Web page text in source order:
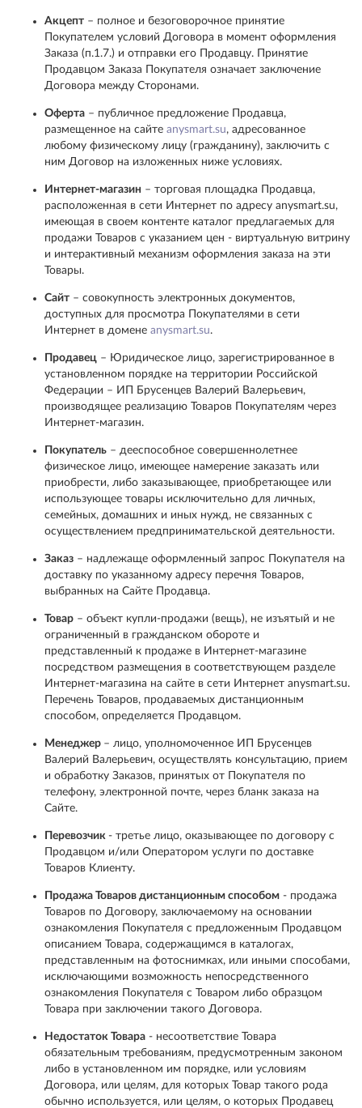
Акцепт – полное и безоговорочное принятие
Покупателем условий Договора в момент оформления
Заказа (п.1.7.) и отправки его Продавцу. Принятие
Продавцом Заказа Покупателя означает заключение
Договора между Сторонами.
Оферта – публичное предложение Продавца,
размещенное на сайте anysmart.su, адресованное
любому физическому лицу (гражданину), заключить с
ним Договор на изложенных ниже условиях.
Интернет-магазин – торговая площадка Продавца,
расположенная в сети Интернет по адресу anysmart.su,
имеющая в своем контенте каталог предлагаемых для
продажи Товаров с указанием цен - виртуальную витрину
и интерактивный механизм оформления заказа на эти
Товары.
Сайт – совокупность электронных документов,
доступных для просмотра Покупателями в сети
Интернет в домене anysmart.su.
Продавец – Юридическое лицо, зарегистрированное в
установленном порядке на территории Российской
Федерации – ИП Брусенцев Валерий Валерьевич,
производящее реализацию Товаров Покупателям через
Интернет-магазин.
Покупатель – дееспособное совершеннолетнее
физическое лицо, имеющее намерение заказать или
приобрести, либо заказывающее, приобретающее или
использующее товары исключительно для личных,
семейных, домашних и иных нужд, не связанных с
осуществлением предпринимательской деятельности.
Заказ – надлежаще оформленный запрос Покупателя на
доставку по указанному адресу перечня Товаров,
выбранных на Сайте Продавца.
Товар – объект купли-продажи (вещь), не изъятый и не
ограниченный в гражданском обороте и
представленный к продаже в Интернет-магазине
посредством размещения в соответствующем разделе
Интернет-магазина на сайте в сети Интернет anysmart.su.
Перечень Товаров, продаваемых дистанционным
способом, определяется Продавцом.
Менеджер – лицо, уполномоченное ИП Брусенцев
Валерий Валерьевич, осуществлять консультацию, прием
и обработку Заказов, принятых от Покупателя по
телефону, электронной почте, через бланк заказа на
Сайте.
Перевозчик - третье лицо, оказывающее по договору с
Продавцом и/или Оператором услуги по доставке
Товаров Клиенту.
Продажа Товаров дистанционным способом - продажа
Товаров по Договору, заключаемому на основании
ознакомления Покупателя с предложенным Продавцом
описанием Товара, содержащимся в каталогах,
представленным на фотоснимках, или иными способами,
исключающими возможность непосредственного
ознакомления Покупателя с Товаром либо образцом
Товара при заключении такого Договора.
Недостаток Товара - несоответствие Товара
обязательным требованиям, предусмотренным законом
либо в установленном им порядке, или условиям
Договора, или целям, для которых Товар такого рода
обычно используется, или целям, о которых Продавец